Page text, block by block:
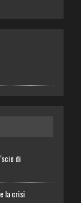
di
la crisi